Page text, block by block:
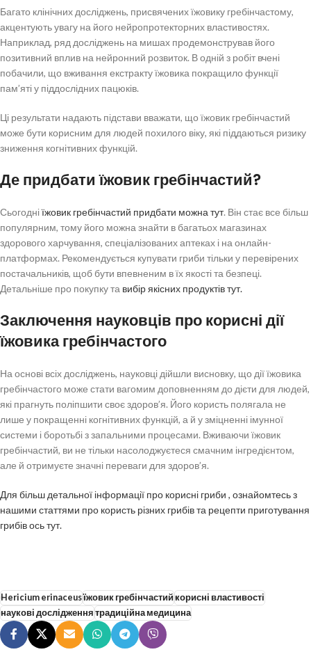
Багато клінічних досліджень, присвячених їжовику гребінчастому,
акцентують увагу на його нейропротекторних властивостях.
Наприклад, ряд досліджень на мишах продемонстрував його
позитивний вплив на нейронний розвиток. В одній з робіт вчені
побачили, що вживання екстракту їжовика покращило функції
пам’яті у піддослідних пацюків.
Ці результати надають підстави вважати, що їжовик гребінчастий
може бути корисним для людей похилого віку, які піддаються ризику
зниження когнітивних функцій.
Де придбати їжовик гребінчастий?
Сьогодніїжовик гребінчастий придбати можна тут. Він стає все більш
популярним, тому його можна знайти в багатьох магазинах
здорового харчування, спеціалізованих аптеках і на онлайн-
платформах. Рекомендується купувати гриби тільки у перевірених
постачальників, щоб бути впевненим в їх якості та безпеці.
Детальніше про покупку та вибір якісних продуктів тут.
Заключення науковців про корисні дії
їжовика гребінчастого
На основі всіх досліджень, науковці дійшли висновку, що дії їжовика
гребінчастого може стати вагомим доповненням до дієти для людей,
які прагнуть поліпшити своє здоров’я. Його користь полягала не
лише у покращенні когнітивних функцій, а й у зміцненні імунної
системи і боротьбі з запальними процесами. Вживаючи їжовик
гребінчастий, ви не тільки насолоджуєтеся смачним інгредієнтом,
але й отримуєте значні переваги для здоров’я.
Для більш детальної інформації про корисні гриби , ознайомтесь з
нашими статтями про користь різних грибів та рецепти приготування
грибів ось тут.
Hericium erinaceusїжовик гребінчастий корисні властивості
наукові дослідження традиційна медицина